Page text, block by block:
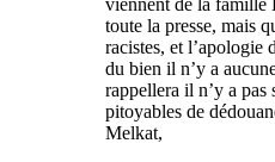
viennent de la famille
toute la presse, mais
racistes, et l’apologie
du bien il n’y a
rappellera il n’y a pas
pitoyables de
Melkat,